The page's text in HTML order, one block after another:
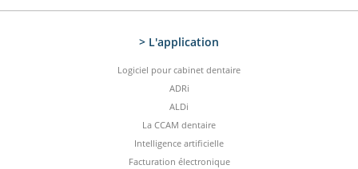
> L'application
Logiciel pour cabinet dentaire
ADRi
ALDi
La CCAM dentaire
Intelligence artificielle
Facturation électronique